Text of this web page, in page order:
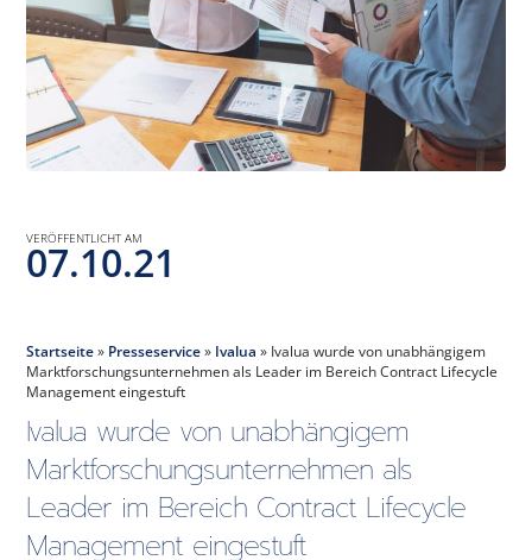
VERÖFFENTLICHT AM
07.10.21
Startseite» Presseservice» Ivalua » Ivalua wurde von unabhängigem
Marktforschungsunternehmen als Leader im Bereich Contract Lifecycle
Management eingestuft
Ivalua wurde von unabhängigem
Marktforschungsunternehmen als
Leader im Bereich Contract Lifecycle
Management eingestuft